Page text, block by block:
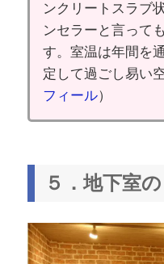
ンクリートスラブ
ンセラーと言って
す。室温は年間を
定して過ごし易い
フィール）
５．地下室